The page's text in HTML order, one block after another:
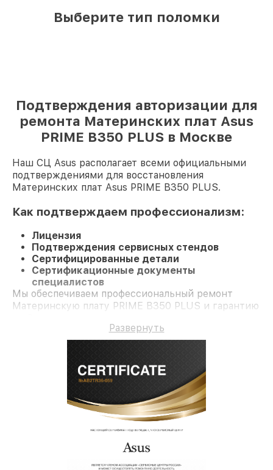
Выберите тип поломки
Подтверждения авторизации для
ремонта Материнских плат Asus
PRIME B350 PLUS в Москве
Наш СЦ Asus располагает всеми официальными
подтверждениями для восстановления
Материнских плат Asus PRIME B350 PLUS.
Как подтверждаем профессионализм:
Лицензия
Подтверждения сервисных стендов
Сертифицированные детали
Сертификационные документы
специалистов
Мы обеспечиваем профессиональный ремонт
Материнскую плату PRIME B350 PLUS и гарантию
Развернуть